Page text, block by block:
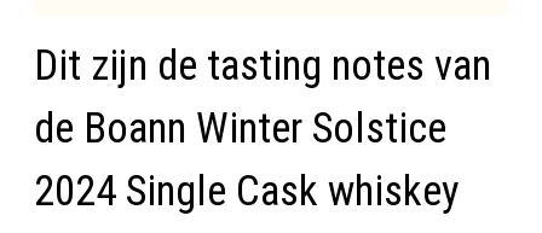
Dit zijn de tasting notes van
de Boann Winter Solstice
2024 Single Cask whiskey